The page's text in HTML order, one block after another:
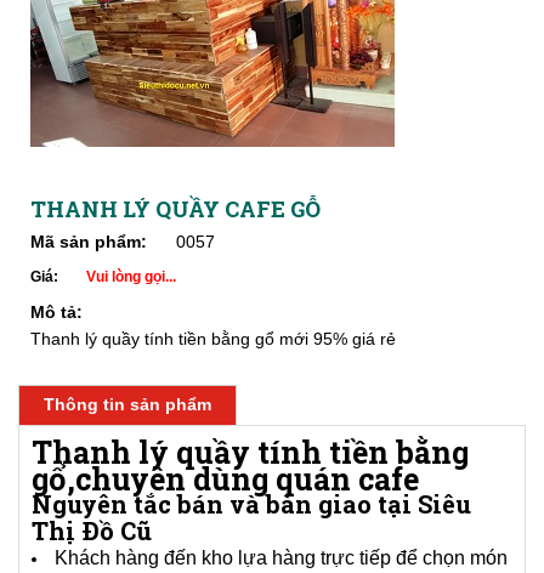
THANH LÝ QUẦY CAFE GỖ
Mã sản phẩm: 0057
Giá: Vui lòng gọi...
Mô tả:
Thanh lý quầy tính tiền bằng gổ mới 95% giá rẻ
Thông tin sản phẩm
Thanh lý quầy tính tiền bằng
gổ,chuyên dùng quán cafe
Nguyên tắc bán và bàn giao tại Siêu
Thị Đồ Cũ
Khách hàng đến kho lựa hàng trực tiếp để chọn món